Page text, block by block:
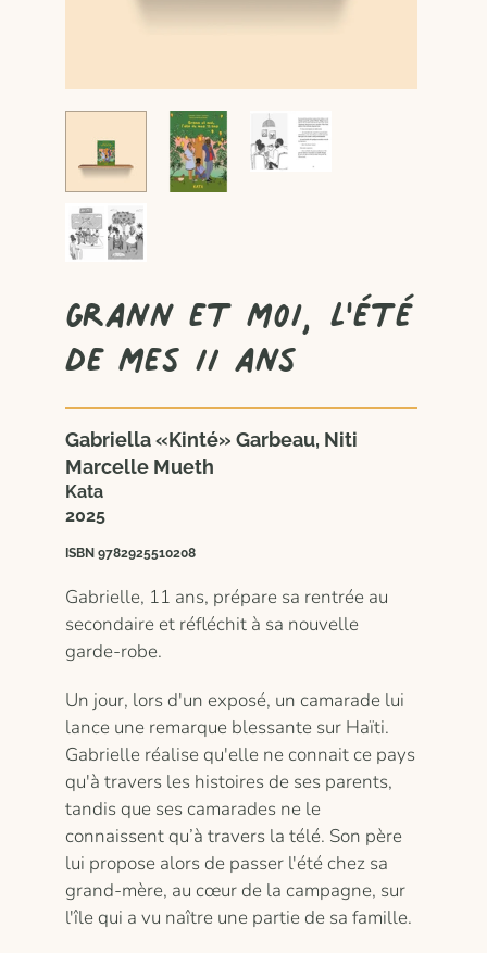
Grann et moi, l'été
de mes 11 ans
Gabriella «Kinté» Garbeau, Niti
Marcelle Mueth
Kata
2025
ISBN 9782925510208
Gabrielle, 11 ans, prépare sa rentrée au
secondaire et réfléchit à sa nouvelle
garde-robe.
Un jour, lors d'un exposé, un camarade lui
lance une remarque blessante sur Haïti.
Gabrielle réalise qu'elle ne connait ce pays
qu'à travers les histoires de ses parents,
tandis que ses camarades ne le
connaissent qu’à travers la télé. Son père
lui propose alors de passer l'été chez sa
grand-mère, au cœur de la campagne, sur
l'île qui a vu naître une partie de sa famille.